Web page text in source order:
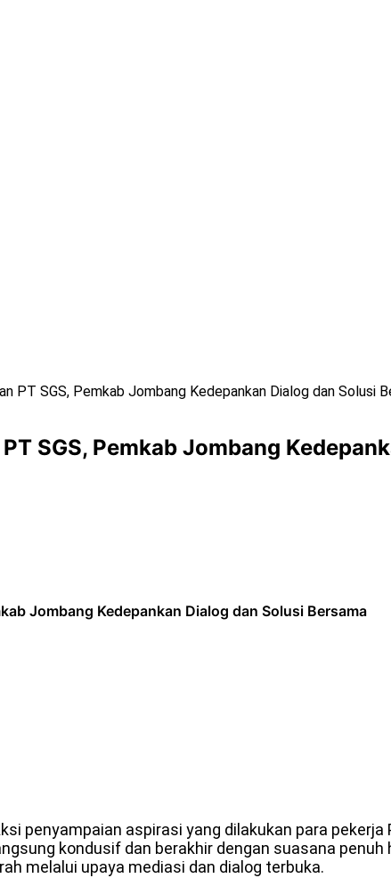
PT SGS, Pemkab Jombang Kedepankan Dialog dan Solusi
SGS, Pemkab Jombang
Jombang Kedepankan Dialog dan Solusi Bersama
penyampaian aspirasi yang dilakukan para
kondusif dan berakhir dengan suasana
melalui upaya mediasi dan dialog terbuka.